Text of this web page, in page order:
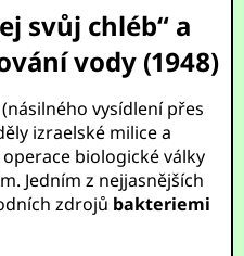
svůj chléb“ a
vody (1948)
vysídlení přes
izraelské milice a
biologické války
Jedním z nejjasnějších
zdrojů bakteriemi